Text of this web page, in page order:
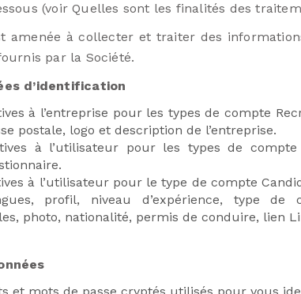
(voir Quelles sont les finalités des
amenée à collecter et traiter des
par la Société.
d’identification
à l’entreprise pour les types de compte
postale, logo et description de l’entreprise.
à l’utilisateur pour les types de
à l’utilisateur pour le type de compte
profil, niveau d’expérience, type
photo, nationalité, permis de conduire, lien